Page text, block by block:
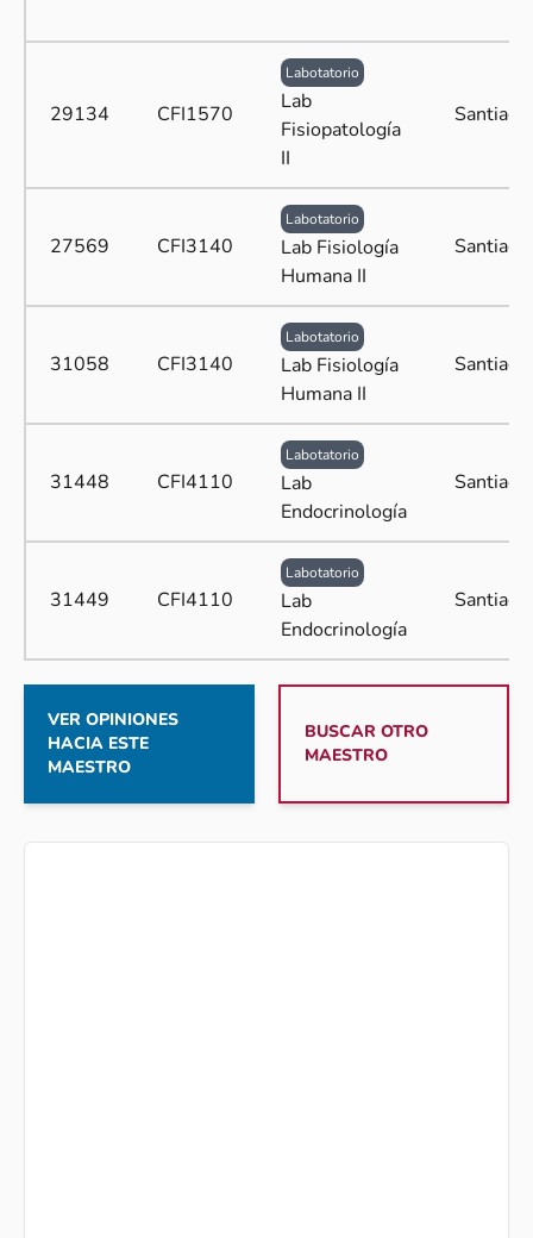
29134 CFI1570
Labotatorio
Lab
Fisiopatología
II
Santiago
27569 CFI3140
Labotatorio
Lab Fisiología
Humana II
Santiago
31058 CFI3140
Labotatorio
Lab Fisiología
Humana II
Santiago
31448 CFI4110
Labotatorio
Lab
Endocrinología
Santiago
31449 CFI4110
Labotatorio
Lab
Endocrinología
Santiago
VER OPINIONES
HACIA ESTE
MAESTRO
BUSCAR OTRO
MAESTRO